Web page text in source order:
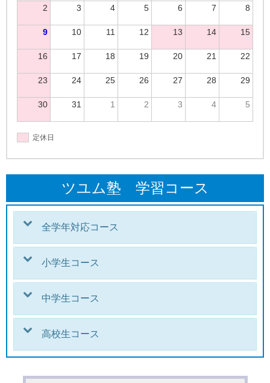
2 3 4 5 6 7 8
9 10 11 12 13 14 15
16 17 18 19 20 21 22
23 24 25 26 27 28 29
30 31 1 2 3 4 5
定休日
ツユム塾 学習コース
全学年対応コース
小学生コース
中学生コース
高校生コース